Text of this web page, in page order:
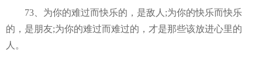
73、为你的难过而快乐的，是敌人;为你的快乐而快乐
的，是朋友;为你的难过而难过的，才是那些该放进心里的
人。